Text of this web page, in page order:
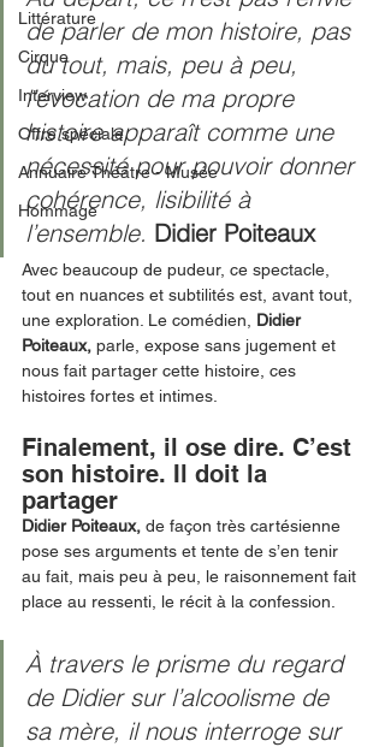
Littérature
Cirque
Interview
Offre spéciale
Annuaire Théâtre - Musée
Hommage
de parler de mon histoire, pas
du tout, mais, peu à peu,
l’évocation de ma propre
histoire apparaît comme une
nécessité pour pouvoir donner
cohérence, lisibilité à
l’ensemble. Didier Poiteaux
Avec beaucoup de pudeur, ce spectacle,
tout en nuances et subtilités est, avant tout,
une exploration. Le comédien, Didier
Poiteaux, parle, expose sans jugement et
nous fait partager cette histoire, ces
histoires fortes et intimes.
Finalement, il ose dire. C’est
son histoire. Il doit la
partager
Didier Poiteaux, de façon très cartésienne
pose ses arguments et tente de s’en tenir
au fait, mais peu à peu, le raisonnement fait
place au ressenti, le récit à la confession.
À travers le prisme du regard
de Didier sur l’alcoolisme de
sa mère, il nous interroge sur